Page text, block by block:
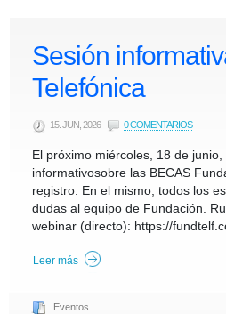
Sesión
Telefónica
15. JUN, 2026 0 COMENTARIOS
El próximo miércoles, 18 de
informativosobre las BECAS
registro. En el mismo, todos los
dudas al equipo de Fundación.
webinar (directo): https://
Leer más
Eventos